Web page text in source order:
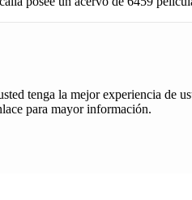
tenga la mejor experiencia de
para mayor información.